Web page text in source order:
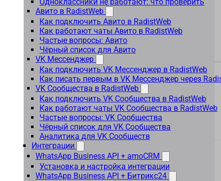
Авито в RadistWeb
Как подключить Авито в RadistWeb
Как работают чаты Авито в RadistWeb
Частые вопросы: Авито
Чёрный список для Авито
VK Мессенджер
Как подключить VK Мессенджер в RadistWeb
Как писать первым в VK Мессенджер через
VK Сообщества в RadistWeb
Как подключить VK Сообщества в RadistWeb
Как работают чаты VK Сообщества в RadistWeb
Частые вопросы: VK Сообщества
Чёрный список для VK Сообщества
Аналитика для VK Сообществ
Интеграции
WhatsApp Business API + amoCRM
Установка и настройка интеграции
WhatsApp Business API + Битрикс24